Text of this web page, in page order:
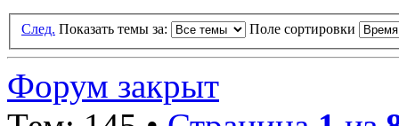
След. Показать темы за: Поле сортировки
Форум закрыт